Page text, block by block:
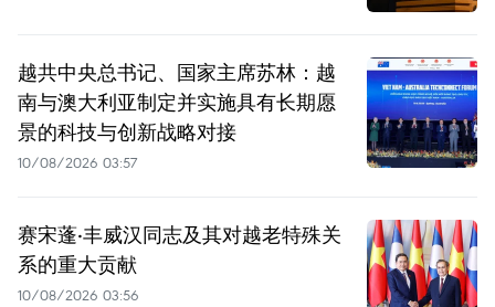
越共中央总书记、国家主席苏林：越
南与澳大利亚制定并实施具有长期愿
景的科技与创新战略对接
10/08/2026 03:57
赛宋蓬·丰威汉同志及其对越老特殊关
系的重大贡献
10/08/2026 03:56